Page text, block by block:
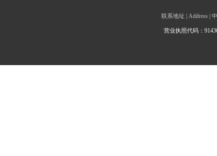
联系地址 | Address |
营业执照代码：